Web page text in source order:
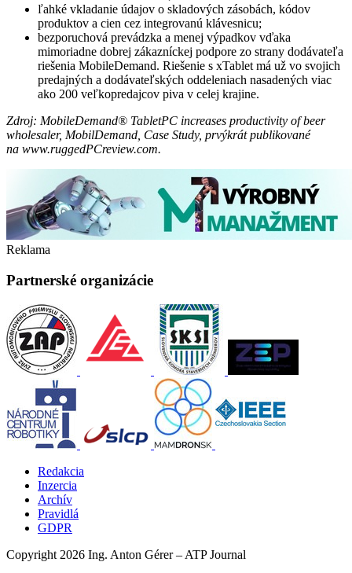
ľahké vkladanie údajov o skladových zásobách, kódov
produktov a cien cez integrovanú klávesnicu;
bezporuchová prevádzka a menej výpadkov vďaka
mimoriadne dobrej zákazníckej podpore zo strany dodávateľa
riešenia MobileDemand. Riešenie s xTablet má už vo svojich
predajných a dodávateľských oddeleniach nasadených viac
ako 200 veľkopredajcov piva v celej krajine.
Zdroj: MobileDemand® TabletPC increases productivity of beer
wholesaler, MobilDemand, Case Study, prvýkrát publikované
na www.ruggedPCreview.com.
Reklama
Partnerské organizácie
Redakcia
Inzercia
Archív
Pravidlá
GDPR
Copyright 2026 Ing. Anton Gérer – ATP Journal